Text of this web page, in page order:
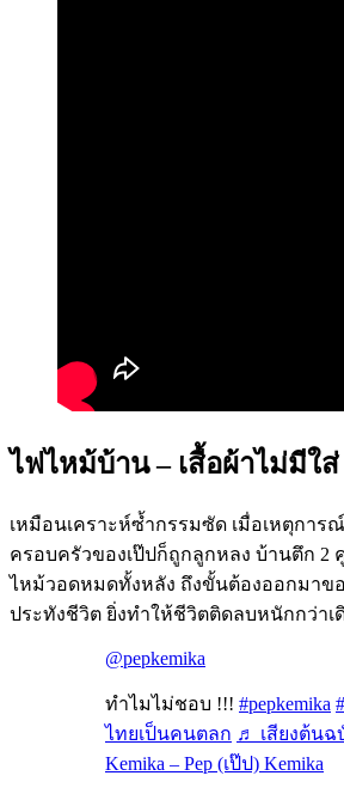
ไฟไหม้บ้าน – เสื้อผ้าไม่มีใส่
เหมือนเคราะห์ซ้ำกรรมซัด เมื่อเหตุการณ์
ครอบครัวของเป๊ปก็ถูกลูกหลง บ้านตึก 2
ไหม้วอดหมดทั้งหลัง ถึงขั้นต้องออกมาขอ
ประทังชีวิต ยิ่งทำให้ชีวิตติดลบหนักกว่าเ
@pepkemika
ทำไมไม่ชอบ !!! #pepkemika
ไทยเป็นคนตลก ♬ เสียงต้นฉ
Kemika – Pep (เป๊ป) Kemika